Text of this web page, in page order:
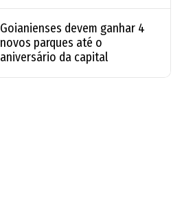
Goianienses devem ganhar 4
novos parques até o
aniversário da capital